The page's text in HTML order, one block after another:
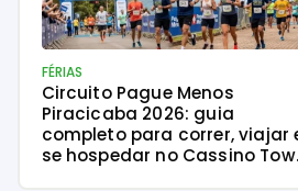
FÉRIAS
Circuito Pague Menos
Piracicaba 2026: guia
completo para correr, viajar
se hospedar no Cassino